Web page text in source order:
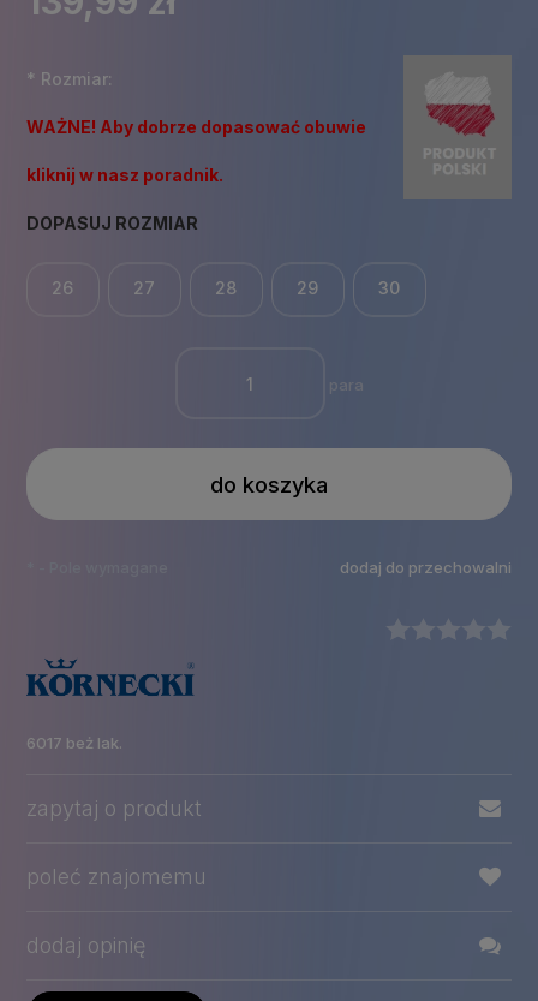
* Rozmiar:
WAŻNE! Aby dobrze dopasować obuwie
kliknij w nasz poradnik.
DOPASUJ ROZMIAR
26 27 28 29 30
para
do koszyka
dodaj do przechowalni
6017 beż lak.
zapytaj o produkt
poleć znajomemu
dodaj opinię